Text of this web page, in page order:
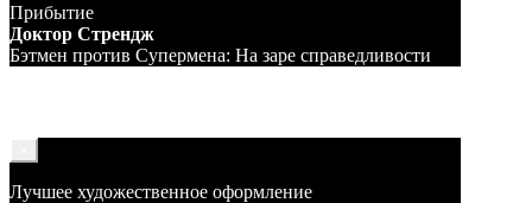
Прибытие
Доктор Стрендж
Бэтмен против Супермена: На заре справедливости
Лучшее художественное оформление